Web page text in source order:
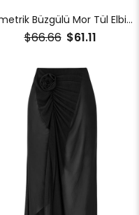
Asimetrik Büzgülü Mor Tül Elbise
$61.11
$66.66